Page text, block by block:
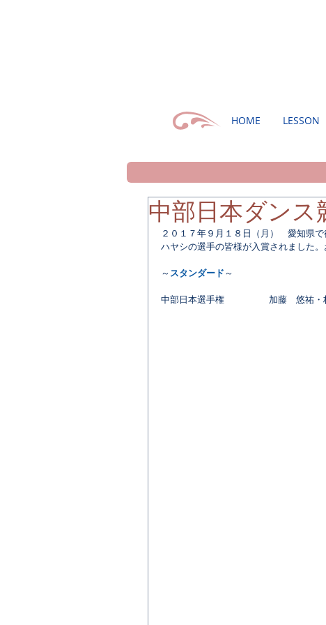
HOME LESSON
中部日本ダンス
２０１７年９月１８日（月）　愛知県
ハヤシの選手の皆様が入賞されました
～スタンダード～
中部日本選手権　  　　　  加藤　悠